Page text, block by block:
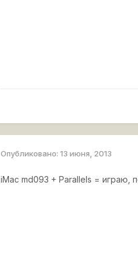
Опубликовано:13 июня, 2013
iMac md093 + Parallels = играю,